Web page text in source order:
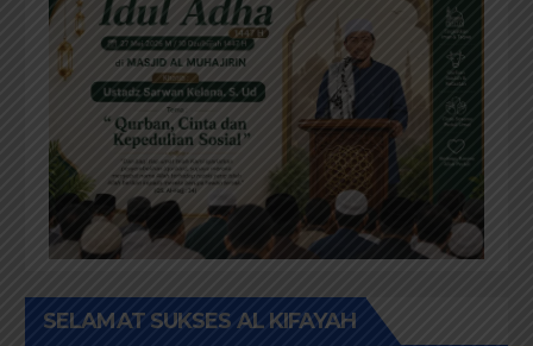
SELAMAT SUKSES AL KIFAYAH